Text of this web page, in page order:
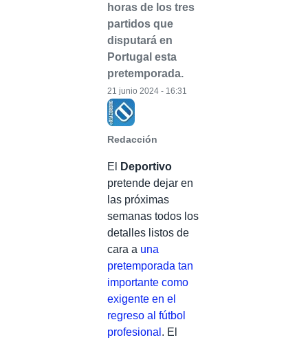
horas de los tres
partidos que
disputará en
Portugal esta
pretemporada.
Redacción
21 junio 2024 - 16:31
El
Deportivo
pretende dejar en
las próximas
semanas todos los
detalles listos de
cara a una
pretemporada tan
importante como
exigente en el
regreso al fútbol
profesional . El